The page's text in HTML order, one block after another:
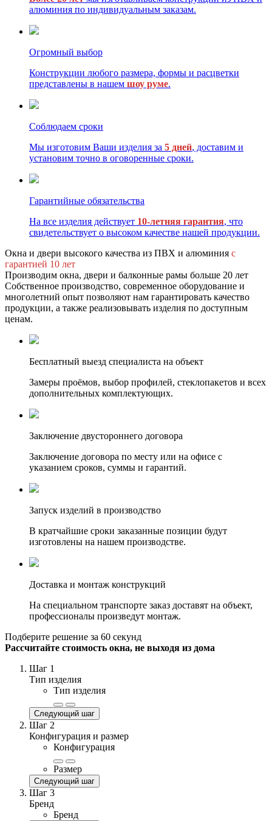
алюминия по индивидуальным заказам.
Огромный выбор
Конструкции любого размера, формы и расцветки
представлены в нашем шоу руме.
Соблюдаем сроки
Мы изготовим Ваши изделия за 5 дней, доставим и
установим точно в оговоренные сроки.
Гарантийные обязательства
На все изделия действует 10-летняя гарантия, что
свидетельствует о высоком качестве нашей продукции.
Окна и двери высокого качества из ПВХ и алюминия с
гарантией 10 лет
Производим окна, двери и балконные рамы больше 20 лет
Собственное производство, современное оборудование и
многолетний опыт позволяют нам гарантировать качество
продукции, а также реализовывать изделия по доступным
ценам.
Бесплатный выезд специалиста на объект
Замеры проёмов, выбор профилей, стеклопакетов и всех
дополнительных комплектующих.
Заключение двустороннего договора
Заключение договора по месту или на офисе с
указанием сроков, суммы и гарантий.
Запуск изделий в производство
В кратчайшие сроки заказанные позиции будут
изготовлены на нашем производстве.
Доставка и монтаж конструкций
На специальном транспорте заказ доставят на объект,
профессионалы произведут монтаж.
Подберите решение за 60 секунд
Рассчитайте стоимость окна, не выходя из дома
Шаг 1
Тип изделия
Тип изделия
Следующий шаг
Шаг 2
Конфигурация и размер
Конфигурация
Размер
Следующий шаг
Шаг 3
Бренд
Бренд